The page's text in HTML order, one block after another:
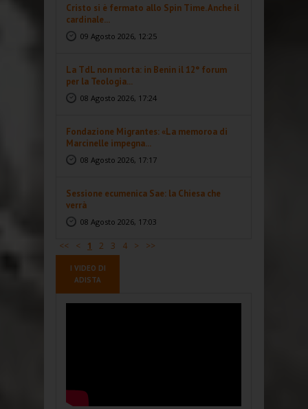
Cristo si è fermato allo Spin Time. Anche il
cardinale...
09 Agosto 2026, 12:25
La TdL non morta: in Benin il 12° forum
per la Teologia...
08 Agosto 2026, 17:24
Fondazione Migrantes: «La memoroa di
Marcinelle impegna...
08 Agosto 2026, 17:17
Sessione ecumenica Sae: la Chiesa che
verrà
08 Agosto 2026, 17:03
<< < 1 2 3 4 > >>
I VIDEO DI
ADISTA